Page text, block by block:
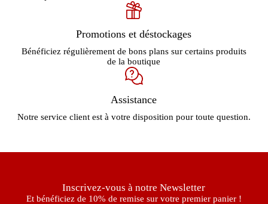
Promotions et déstockages
Bénéficiez régulièrement de bons plans sur certains produits
de la boutique
Assistance
Notre service client est à votre disposition pour toute question.
Inscrivez-vous à notre Newsletter
Et bénéficiez de 10% de remise sur votre premier panier !